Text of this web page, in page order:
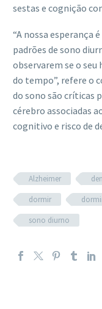
sestas e cognição
“A nossa esperança
padrões de sono
observarem se o
do tempo”, refere o
do sono são críticas
cérebro associadas
cognitivo e risco de
Alzheimer
dormir
sono diurno